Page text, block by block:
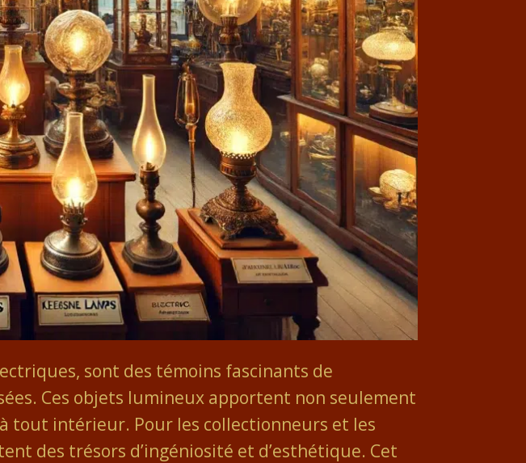
sont des témoins fascinants de
Ces objets lumineux apportent non seulement
tout intérieur. Pour les collectionneurs et les
des trésors d’ingéniosité et d’esthétique. Cet